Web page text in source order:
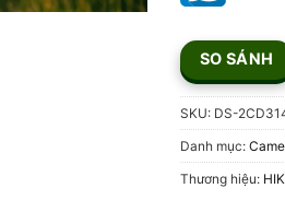
SO SÁNH
SKU: DS-
Danh mục:
Thương hiệu: